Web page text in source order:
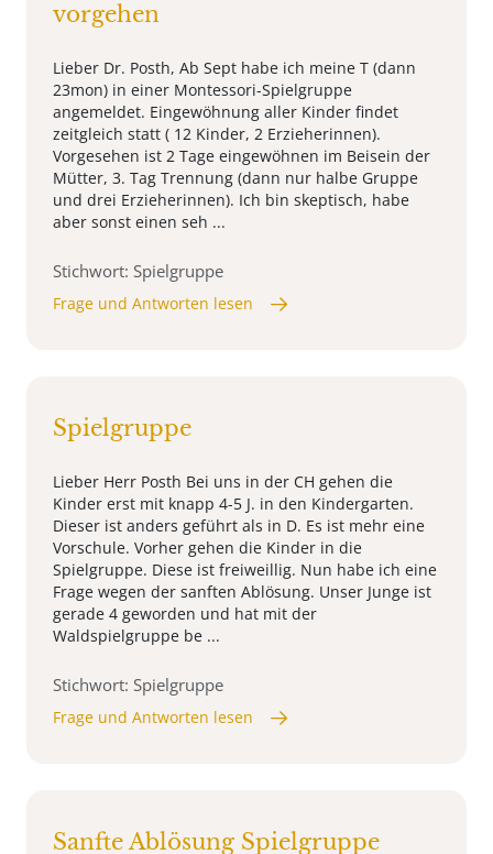
vorgehen
Lieber Dr. Posth, Ab Sept habe ich meine T (dann
23mon) in einer Montessori-Spielgruppe
angemeldet. Eingewöhnung aller Kinder findet
zeitgleich statt ( 12 Kinder, 2 Erzieherinnen).
Vorgesehen ist 2 Tage eingewöhnen im Beisein der
Mütter, 3. Tag Trennung (dann nur halbe Gruppe
und drei Erzieherinnen). Ich bin skeptisch, habe
aber sonst einen seh ...
Stichwort: Spielgruppe
Frage und Antworten lesen
Spielgruppe
Lieber Herr Posth Bei uns in der CH gehen die
Kinder erst mit knapp 4-5 J. in den Kindergarten.
Dieser ist anders geführt als in D. Es ist mehr eine
Vorschule. Vorher gehen die Kinder in die
Spielgruppe. Diese ist freiweillig. Nun habe ich eine
Frage wegen der sanften Ablösung. Unser Junge ist
gerade 4 geworden und hat mit der
Waldspielgruppe be ...
Stichwort: Spielgruppe
Frage und Antworten lesen
Sanfte Ablösung Spielgruppe